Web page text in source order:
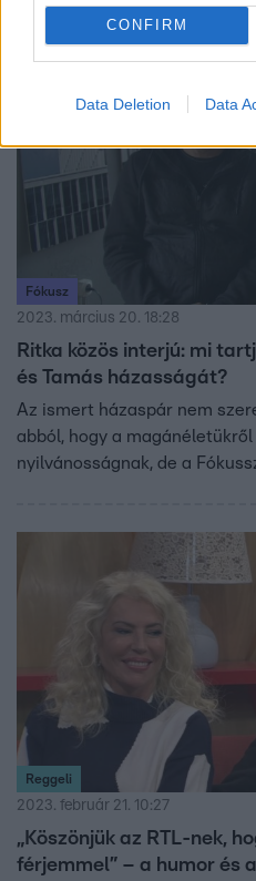
CONFIRM
Data Deletion Data
Fókusz
2023. március 20. 18:28
Ritka közös interjú: mi
és Tamás házasságát?
Az ismert házaspár nem
abból, hogy a magánéletükről
nyilvánosságnak, de a
Reggeli
2023. február 21. 10:27
„Köszönjük az RTL-nek,
férjemmel” – a humor és